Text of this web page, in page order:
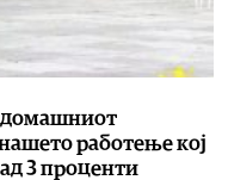
домашниот
работење кој
3 проценти